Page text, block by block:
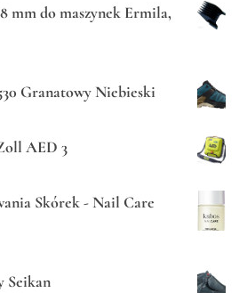
mm do maszynek Ermila,
Granatowy Niebieski
AED 3
Skórek - Nail Care
Seikan